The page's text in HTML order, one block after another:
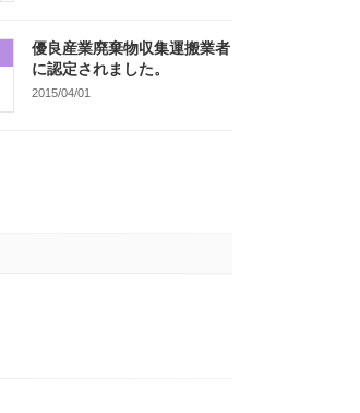
優良産業廃棄物収集運搬業者
に認定されました。
2015/04/01